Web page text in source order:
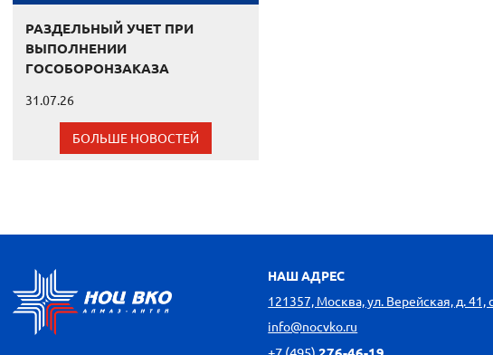
РАЗДЕЛЬНЫЙ УЧЕТ ПРИ
ВЫПОЛНЕНИИ
ГОСОБОРОНЗАКАЗА
31.07.26
БОЛЬШЕ НОВОСТЕЙ
НАШ АДРЕС
121357, Москва, ул. Верейская, д. 41,
info@nocvko.ru